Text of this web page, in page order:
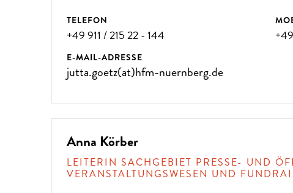
ÜBER 300
!
TELEFON
+49 911 / 215 22 - 144
E-MAIL-ADRESSE
jutta.goetz(at)hfm-nuernberg.de
Anna Körber
LEITERIN SACHGEBIET PRESSE- UND
VERANSTALTUNGSWESEN UND